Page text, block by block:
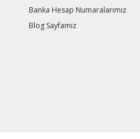
Banka Hesap Numaralarımız
Blog Sayfamız